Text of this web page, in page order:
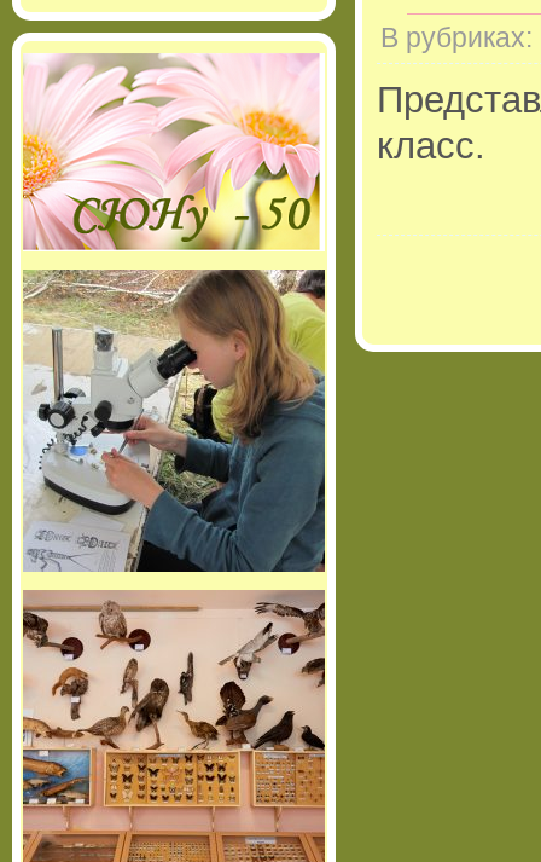
В рубриках:
класс.